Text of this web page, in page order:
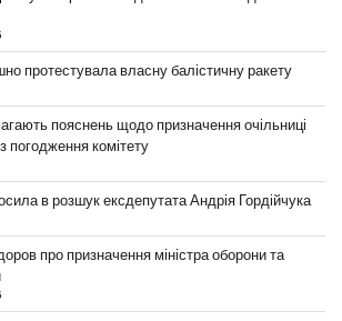
протестувала власну балістичну ракету
пояснень щодо призначення очільниці
погодження комітету
в розшук ексдепутата Андрія Гордійчука
про призначення міністра оборони та